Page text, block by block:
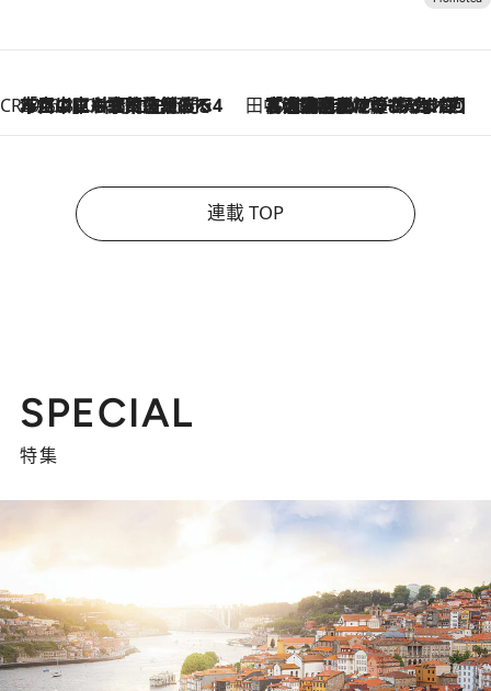
CREA'S CHOICE
2026.8.7
「立川にも歌舞伎があるんだよ」 片岡仁左衛門・市川中車ら豪華座組みで4年目の立川立飛歌舞伎へ 田中稲の勝手に再ブーム
2026.8.7
「湘南乃風に憧れて」観客大盛上がりの“タオル回し”に、ラッパー顔負けの高速歌唱まで…さだまさし（74）のアグレッシブすぎる現在地
連載 TOP
SPECIAL
特集